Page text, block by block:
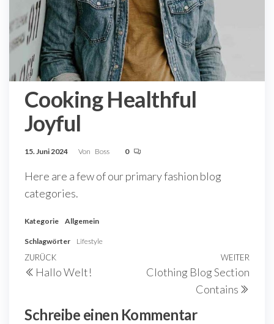
Cooking Healthful
Joyful
15. Juni 2024 Von Boss 0
Here are a few of our primary fashion blog
categories.
Kategorie Allgemein
Schlagwörter Lifestyle
Beitragsnavigation
Vorheriger
Beitrag
ZURÜCK
Hallo Welt!
WEITER
Clothing Blog Section
Contains
Schreibe einen Kommentar